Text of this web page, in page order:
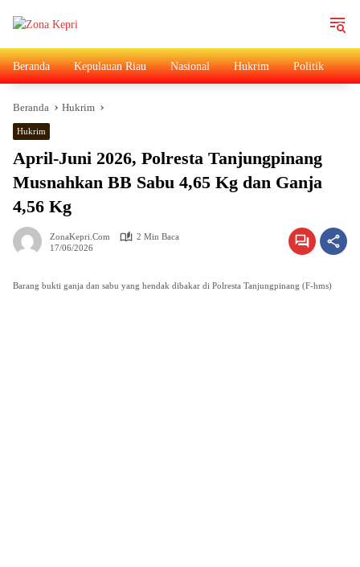
Beranda Kepulauan Riau Nasional Hukrim Politik
Beranda Hukrim
Hukrim
April-Juni 2026, Polresta Tanjungpinang
Musnahkan BB Sabu 4,65 Kg dan Ganja
4,56 Kg
ZonaKepri.com
2 Min Baca
17/06/2026
Barang bukti ganja dan sabu yang hendak dibakar di Polresta Tanjungpinang (F-hms)